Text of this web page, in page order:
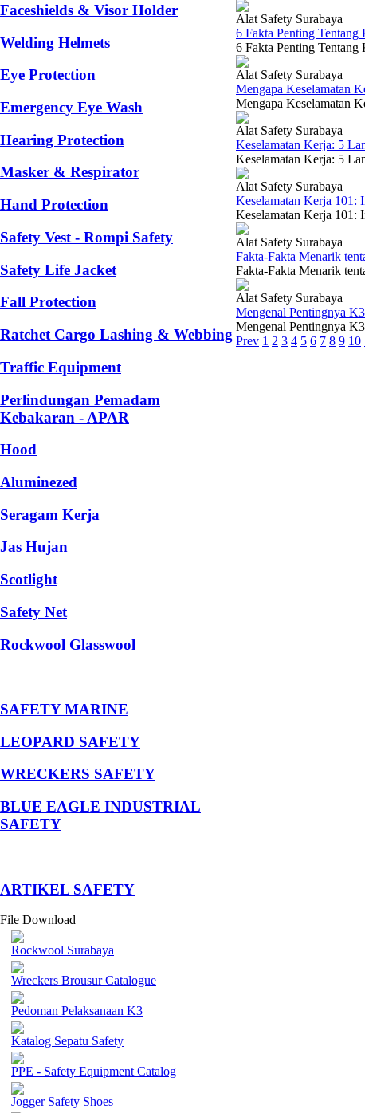
Faceshields & Visor Holder
Welding Helmets
Eye Protection
Emergency Eye Wash
Hearing Protection
Masker & Respirator
Hand Protection
Safety Vest - Rompi Safety
Safety Life Jacket
Fall Protection
Ratchet Cargo Lashing & Webbing
Traffic Equipment
Perlindungan Pemadam
Kebakaran - APAR
Hood
Aluminezed
Seragam Kerja
Jas Hujan
Scotlight
Safety Net
Rockwool Glasswool
SAFETY MARINE
LEOPARD SAFETY
WRECKERS SAFETY
BLUE EAGLE INDUSTRIAL
SAFETY
­ARTIKEL SAFETY
File Download
Rockwool Surabaya
Wreckers Brousur Catalogue
Pedoman Pelaksanaan K3
Katalog Sepatu Safety
PPE - Safety Equipment Catalog
Jogger Safety Shoes
Alat Safety Surabaya
6 Fakta Penting Tentang
6 Fakta Penting Tentang
Alat Safety Surabaya
Mengapa Keselamatan
Mengapa Keselamatan
Alat Safety Surabaya
Keselamatan Kerja: 5
Keselamatan Kerja: 5
Alat Safety Surabaya
Keselamatan Kerja 101:
Keselamatan Kerja 101:
Alat Safety Surabaya
Fakta-Fakta Menarik
Fakta-Fakta Menarik
Alat Safety Surabaya
Mengenal Pentingnya
Mengenal Pentingnya
Prev 1 2 3 4 5 6 7 8 9 10